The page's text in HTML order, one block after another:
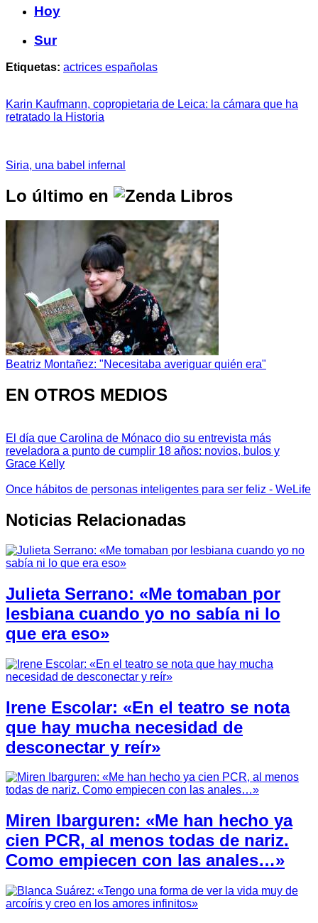
Hoy
Sur
Etiquetas: actrices españolas
Karin Kaufmann, copropietaria de Leica: la cámara que ha
retratado la Historia
Siria, una babel infernal
Lo último en
Beatriz Montañez: "Necesitaba averiguar quién era"
EN OTROS MEDIOS
El día que Carolina de Mónaco dio su entrevista más
reveladora a punto de cumplir 18 años: novios, bulos y
Grace Kelly
Once hábitos de personas inteligentes para ser feliz - WeLife
Noticias Relacionadas
Julieta Serrano: «Me tomaban por
lesbiana cuando yo no sabía ni lo
que era eso»
Irene Escolar: «En el teatro se nota
que hay mucha necesidad de
desconectar y reír»
Miren Ibarguren: «Me han hecho ya
cien PCR, al menos todas de nariz.
Como empiecen con las anales…»